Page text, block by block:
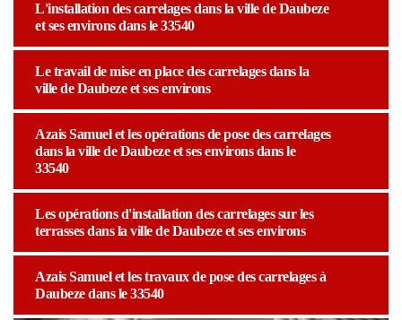
L'installation des carrelages dans la ville de Daubeze
et ses environs dans le 33540
Le travail de mise en place des carrelages dans la
ville de Daubeze et ses environs
Azais Samuel et les opérations de pose des carrelages
dans la ville de Daubeze et ses environs dans le
33540
Les opérations d'installation des carrelages sur les
terrasses dans la ville de Daubeze et ses environs
Azais Samuel et les travaux de pose des carrelages à
Daubeze dans le 33540